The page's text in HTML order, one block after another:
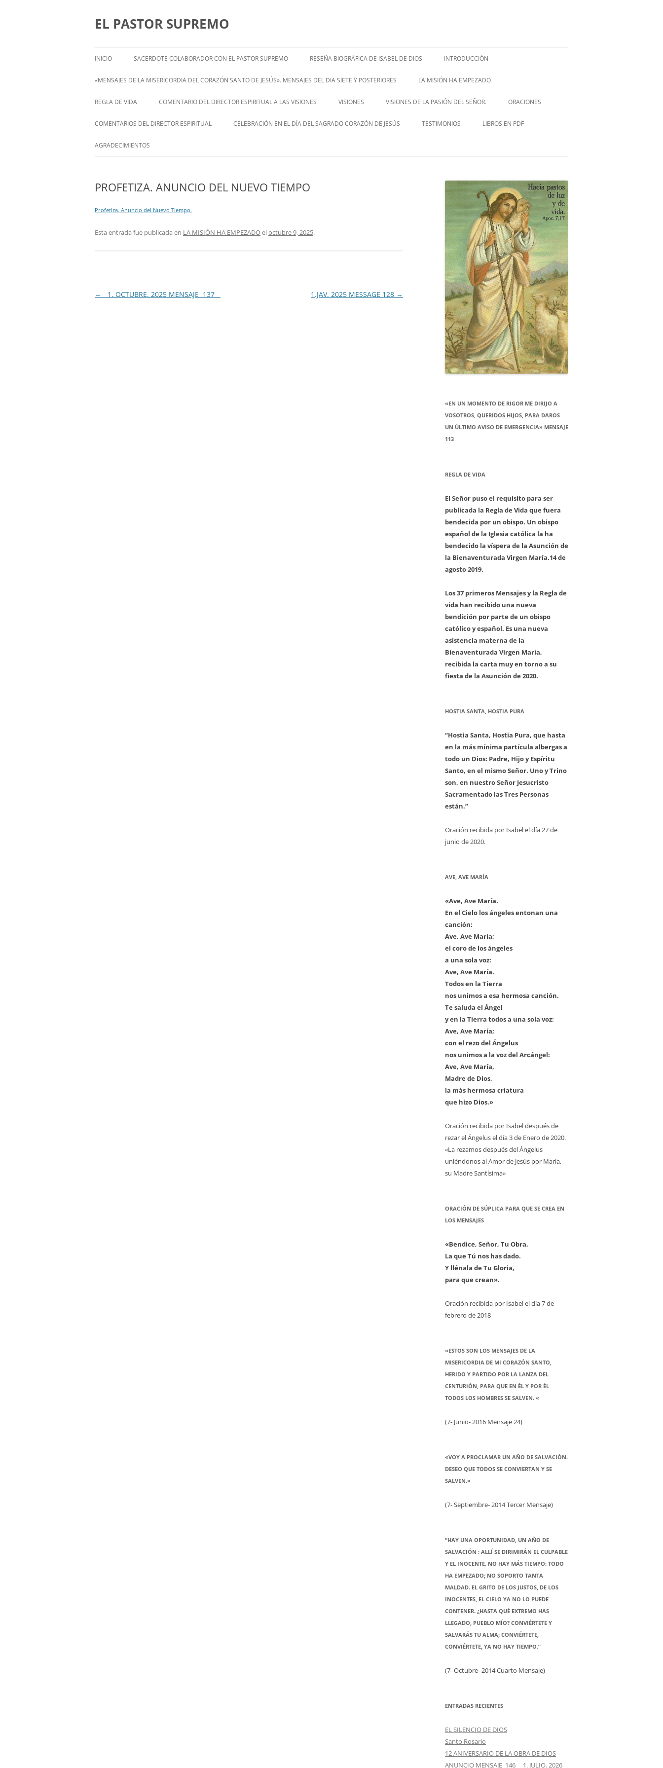
EL PASTOR SUPREMO
INICIO SACERDOTE COLABORADOR CON EL PASTOR SUPREMO RESEÑA BIOGRÁFICA DE ISABEL DE DIOS
ISABEL’S BIOGRAPHY
INTRODUCCIÓN
«MENSAJES DE LA MISERICORDIA DEL CORAZÓN SANTO DE JESÚS». MENSAJES DEL DIA SIETE Y POSTERIORES
ENGLISH
FRANÇAIS
ITALIANI
LA MISIÓN HA EMPEZADO
– ENGLISH –
REGLA DE VIDA COMENTARIO DEL DIRECTOR ESPIRITUAL A LAS VISIONES VISIONES
ENGLISH V
VISIONES DE LA PASIÓN DEL SEÑOR. ORACIONES
VIA CRUCIS
COMENTARIOS DEL DIRECTOR ESPIRITUAL
STATEMENT FROM THE SPIRITUAL
CELEBRACIÓN EN EL DÍA DEL SAGRADO CORAZÓN DE JESÚS TESTIMONIOS LIBROS EN PDF
AGRADECIMIENTOS
PROFETIZA. ANUNCIO DEL NUEVO TIEMPO
Profetiza. Anuncio del Nuevo Tiempo.
Esta entrada fue publicada en LA MISIÓN HA EMPEZADOeloctubre 9, 2025.
Navegación
← 1. OCTUBRE. 2025 MENSAJE 137 1.JAV. 2025 MESSAGE 128 →
«EN UN MOMENTO DE RIGOR ME DIRIJO A
VOSOTROS, QUERIDOS HIJOS, PARA DAROS
UN ÚLTIMO AVISO DE EMERGENCIA» MENSAJE
113
REGLA DE VIDA
El Señor puso el requisito para ser
publicada la Regla de Vida que fuera
bendecida por un obispo. Un obispo
español de la Iglesia católica la ha
bendecido la víspera de la Asunción de
la Bienaventurada Virgen María.14 de
agosto 2019.
Los 37 primeros Mensajes y la Regla de
vida han recibido una nueva
bendición por parte de un obispo
católico y español. Es una nueva
asistencia materna de la
Bienaventurada Virgen María,
recibida la carta muy en torno a su
fiesta de la Asunción de 2020.
HOSTIA SANTA, HOSTIA PURA
“Hostia Santa, Hostia Pura, que hasta
en la más mínima partícula albergas a
todo un Dios: Padre, Hijo y Espíritu
Santo, en el mismo Señor. Uno y Trino
son, en nuestro Señor Jesucristo
Sacramentado las Tres Personas
están.”
Oración recibida por Isabel el día 27 de
junio de 2020.
AVE, AVE MARÍA
«Ave, Ave María.
En el Cielo los ángeles entonan una
canción:
Ave, Ave María;
el coro de los ángeles
a una sola voz:
Ave, Ave María.
Todos en la Tierra
nos unimos a esa hermosa canción.
Te saluda el Ángel
y en la Tierra todos a una sola voz:
Ave, Ave María;
con el rezo del Ángelus
nos unimos a la voz del Arcángel:
Ave, Ave María,
Madre de Dios,
la más hermosa criatura
que hizo Dios.»
Oración recibida por Isabel después de
rezar el Ángelus el día 3 de Enero de 2020.
«La rezamos después del Ángelus
uniéndonos al Amor de Jesús por María,
su Madre Santísima»
ORACIÓN DE SÚPLICA PARA QUE SE CREA EN
LOS MENSAJES
«Bendice, Señor, Tu Obra,
La que Tú nos has dado.
Y llénala de Tu Gloria,
para que crean».
Oración recibida por Isabel el día 7 de
febrero de 2018
«ESTOS SON LOS MENSAJES DE LA
MISERICORDIA DE MI CORAZÓN SANTO,
HERIDO Y PARTIDO POR LA LANZA DEL
CENTURIÓN, PARA QUE EN ÉL Y POR ÉL
TODOS LOS HOMBRES SE SALVEN. «
(7- Junio- 2016 Mensaje 24)
«VOY A PROCLAMAR UN AÑO DE SALVACIÓN.
DESEO QUE TODOS SE CONVIERTAN Y SE
SALVEN.»
(7- Septiembre- 2014 Tercer Mensaje)
“HAY UNA OPORTUNIDAD, UN AÑO DE
SALVACIÓN : ALLÍ SE DIRIMIRÁN EL CULPABLE
Y EL INOCENTE. NO HAY MÁS TIEMPO: TODO
HA EMPEZADO; NO SOPORTO TANTA
MALDAD. EL GRITO DE LOS JUSTOS, DE LOS
INOCENTES, EL CIELO YA NO LO PUEDE
CONTENER. ¿HASTA QUÉ EXTREMO HAS
LLEGADO, PUEBLO MÍO? CONVIÉRTETE Y
SALVARÁS TU ALMA; CONVIÉRTETE,
CONVIÉRTETE, YA NO HAY TIEMPO.”
(7- Octubre- 2014 Cuarto Mensaje)
ENTRADAS RECIENTES
EL SILENCIO DE DIOS
Santo Rosario
12 ANIVERSARIO DE LA OBRA DE DIOS
ANUNCIO MENSAJE 146 1. JULIO. 2026